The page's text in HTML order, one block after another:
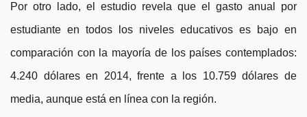
Por otro lado, el estudio revela que el gasto anual por
estudiante en todos los niveles educativos es bajo en
comparación con la mayoría de los países contemplados:
4.240 dólares en 2014, frente a los 10.759 dólares de
media, aunque está en línea con la región.